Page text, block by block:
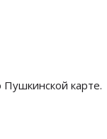
карте.